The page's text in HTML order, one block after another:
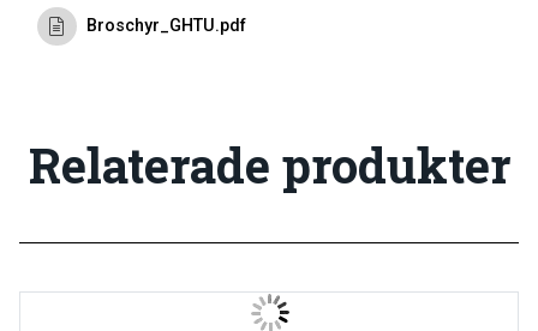
Broschyr_GHTU.pdf
Relaterade produkter